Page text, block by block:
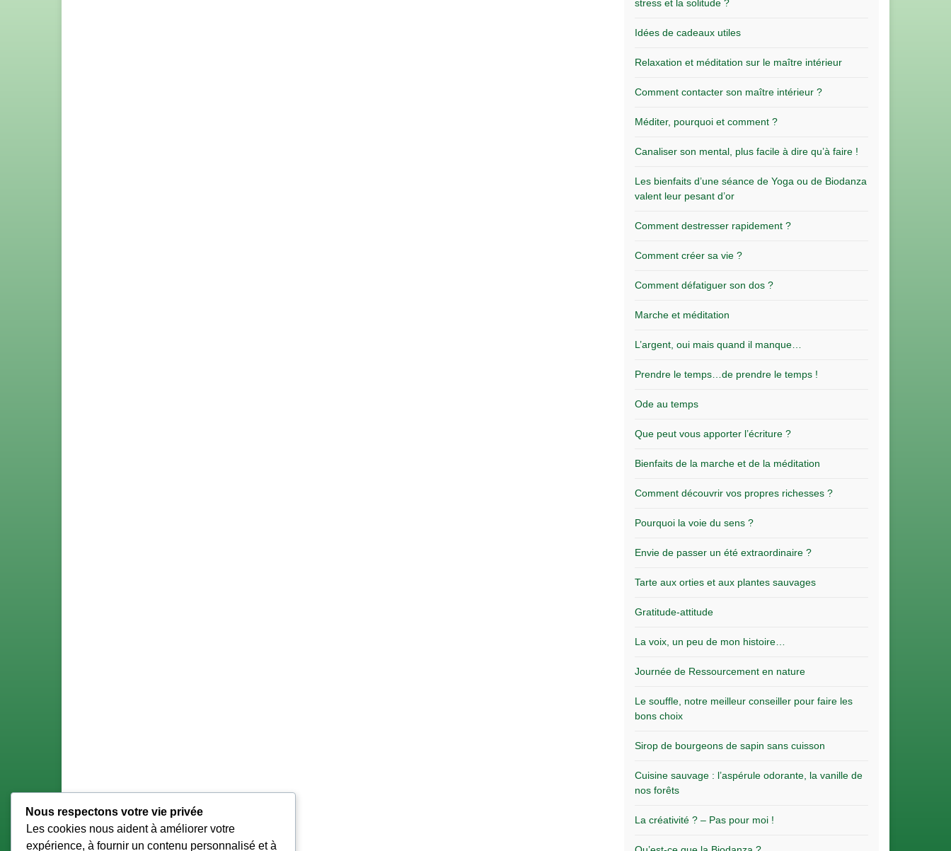
stress et la solitude ?
Idées de cadeaux utiles
Relaxation et méditation sur le maître intérieur
Comment contacter son maître intérieur ?
Méditer, pourquoi et comment ?
Canaliser son mental, plus facile à dire qu’à faire !
Les bienfaits d’une séance de Yoga ou de Biodanza
valent leur pesant d’or
Comment destresser rapidement ?
Comment créer sa vie ?
Comment défatiguer son dos ?
Marche et méditation
L’argent, oui mais quand il manque…
Prendre le temps…de prendre le temps !
Ode au temps
Que peut vous apporter l’écriture ?
Bienfaits de la marche et de la méditation
Comment découvrir vos propres richesses ?
Pourquoi la voie du sens ?
Envie de passer un été extraordinaire ?
Tarte aux orties et aux plantes sauvages
Gratitude-attitude
La voix, un peu de mon histoire…
Journée de Ressourcement en nature
Le souffle, notre meilleur conseiller pour faire les
bons choix
Sirop de bourgeons de sapin sans cuisson
Cuisine sauvage : l’aspérule odorante, la vanille de
nos forêts
La créativité ? – Pas pour moi !
Nous respectons votre vie privée
Les cookies nous aident à améliorer votre
expérience, à fournir un contenu personnalisé et à